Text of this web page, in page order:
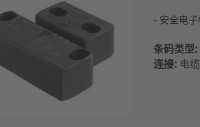
安全电子
条码类型:
连接: 电缆